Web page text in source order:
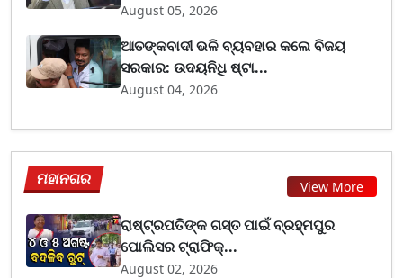
August 05, 2026
ଆତଙ୍କବାଦୀ ଭଳି ବ୍ୟବହାର କଲେ ବିଜୟ
ସରକାର: ଉଦୟନିଧି ଷ୍ଟା...
August 04, 2026
ମହାନଗର View More
ରାଷ୍ଟ୍ରପତିଙ୍କ ଗସ୍ତ ପାଇଁ ବ୍ରହ୍ମପୁର
ପୋଲିସର ଟ୍ରାଫିକ୍...
August 02, 2026